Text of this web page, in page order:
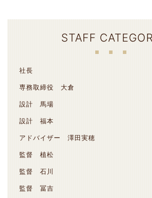
STAFF
社長
専務取締役 大倉
設計 馬場
設計 福本
アドバイザー 澤田実穂
監督 植松
監督 石川
監督 冨吉